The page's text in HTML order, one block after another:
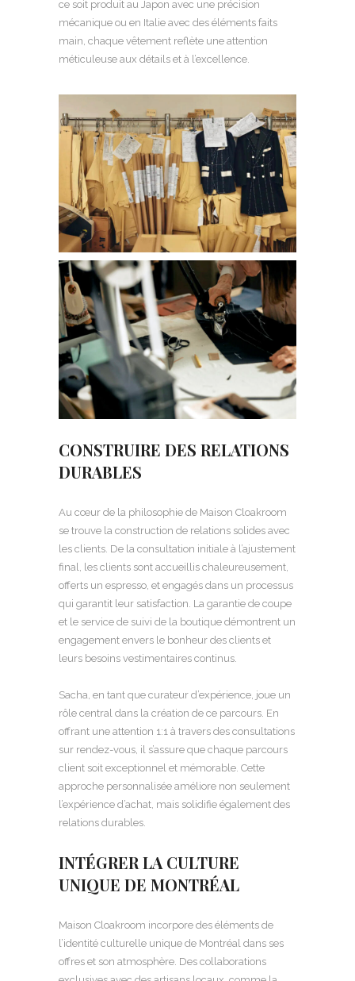
ce soit produit au Japon avec une précision
mécanique ou en Italie avec des éléments faits
main, chaque vêtement reflète une attention
méticuleuse aux détails et à l’excellence.
CONSTRUIRE DES RELATIONS
DURABLES
Au cœur de la philosophie de Maison Cloakroom
se trouve la construction de relations solides avec
les clients. De la consultation initiale à l’ajustement
final, les clients sont accueillis chaleureusement,
offerts un espresso, et engagés dans un processus
qui garantit leur satisfaction. La garantie de coupe
et le service de suivi de la boutique démontrent un
engagement envers le bonheur des clients et
leurs besoins vestimentaires continus.
Sacha, en tant que curateur d’expérience, joue un
rôle central dans la création de ce parcours. En
offrant une attention 1:1 à travers des consultations
sur rendez-vous, il s’assure que chaque parcours
client soit exceptionnel et mémorable. Cette
approche personnalisée améliore non seulement
l’expérience d’achat, mais solidifie également des
relations durables.
INTÉGRER LA CULTURE
UNIQUE DE MONTRÉAL
Maison Cloakroom incorpore des éléments de
l’identité culturelle unique de Montréal dans ses
offres et son atmosphère. Des collaborations